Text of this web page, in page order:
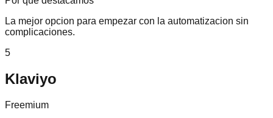
La mejor opcion para empezar con la automatizacion sin
complicaciones.
5
Klaviyo
Freemium